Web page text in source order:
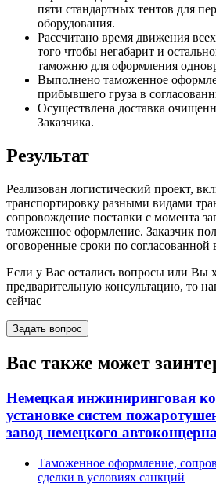
пяти стандартных тентов для
оборудования.
Рассчитано время движения
того чтобы негабарит и
таможню для оформления
Выполнено таможенное
прибывшего груза в
Осуществлена доставка
Заказчика.
Результат
Реализован логистический проект,
транспортировку разными видами
сопровождение поставки с момента
таможенное оформление. Заказчик
оговоренные сроки по согласованной
Если у Вас остались вопросы или Вы
предварительную консультацию, то
сейчас
Задать вопрос
Вас также может
Немецкая инжиниринговая
установке систем
завод немецкого автоконцерна
Таможенное оформление,
сделки в условиях санкций